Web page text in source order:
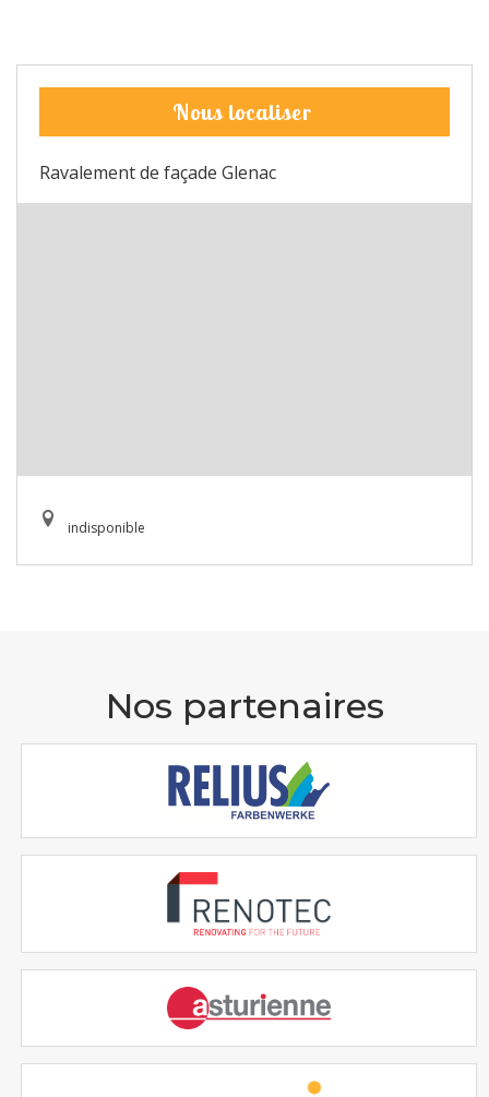
Nous localiser
Ravalement de façade Glenac
indisponible
Nos partenaires